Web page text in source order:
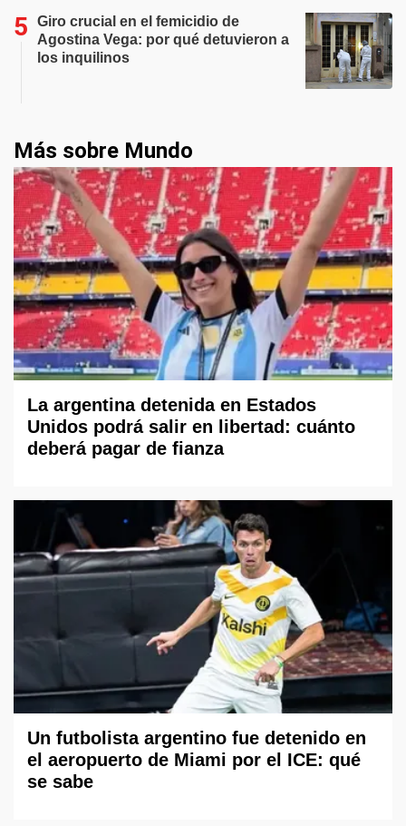
Giro crucial en el femicidio de
Agostina Vega: por qué detuvieron a
los inquilinos
Más sobre Mundo
La argentina detenida en Estados
Unidos podrá salir en libertad: cuánto
deberá pagar de fianza
Un futbolista argentino fue detenido en
el aeropuerto de Miami por el ICE: qué
se sabe